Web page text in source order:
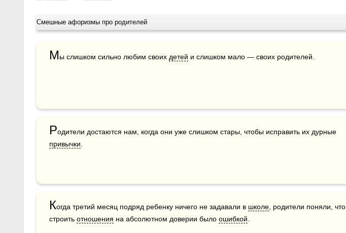
Смешные афоризмы про родителей
Мы слишком сильно любим своих детей и слишком мало — своих родителей.
Р
привычки
Когда третий месяц подряд ребенку ничего не задавали в школе , родители поняли, что
строить отношения на абсолютном доверии было ошибкой